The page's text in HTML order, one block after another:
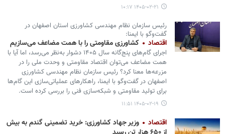
۱۴۰۵-۰۲-۲۱ ۱۰:۱۷
رئیس سازمان نظام مهندسی کشاورزی استان اصفهان در
گفت‌وگو با ایمنا:
اقتصاد کشاورزی مقاومتی را با همت مضاعف می‌سازیم
اجرای گام‌های پنج‌گانه سال ۱۴۰۵ دشوار به‌نظر می‌رسد، اما آیا با
همت مضاعف می‌توان اقتصاد مقاومتی و وحدت ملی را در
مزرعه‌ها معنا کرد؟ رئیس سازمان نظام مهندسی کشاورزی
اصفهان در گفت‌وگو با ایمنا، راهکارهای عملیاتی‌سازی این گام‌ها
برای تولید مقاومتی و شبکه‌سازی فنی را بررسی کرده است.
۱۴۰۵-۰۲-۱۹ ۱۱:۵۱
اقتصاد
وزیر جهاد کشاورزی: خرید تضمینی گندم به بیش